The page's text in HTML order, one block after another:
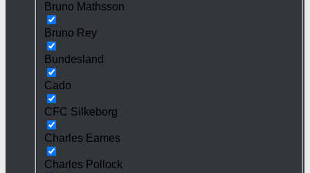
Bruno Mathsson
Bruno Rey
Bundesland
Cado
CFC Silkeborg
Charles Eames
Charles Pollock